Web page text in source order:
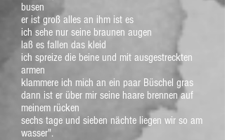
busen
er ist groß alles an ihm ist es
ich sehe nur seine braunen augen
laß es fallen das kleid
ich spreize die beine und mit ausgestreckten
armen
klammere ich mich an ein paar Büschel gras
dann ist er über mir seine haare brennen auf
meinem rücken
sechs tage und sieben nächte liegen wir so am
wasser".